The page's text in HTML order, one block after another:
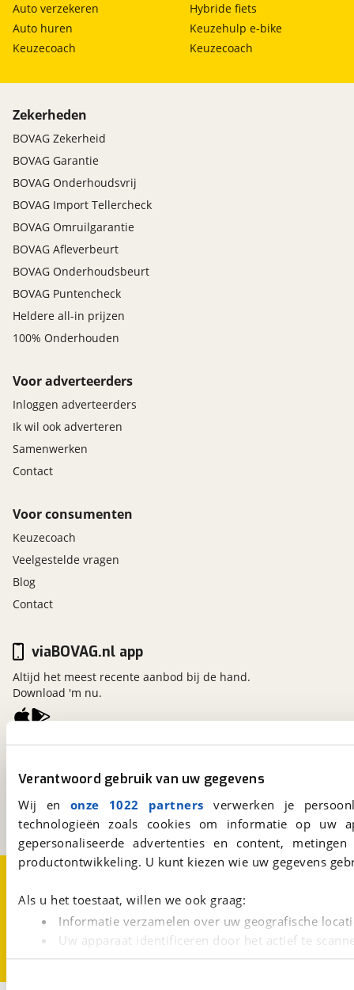
Verantwoord gebruik van uw gegevens
Wij en onze 1022 partners verwerken je
technologieën zoals cookies om informatie op
gepersonaliseerde advertenties en content,
productontwikkeling. U kunt kiezen wie uw gegevens
Als u het toestaat, willen we ook graag:
Informatie verzamelen over uw geografische
Uw apparaat identificeren door het actief te
Lees meer over hoe uw persoonlijke gegevens worden
Auto verzekeren
Auto huren
Keuzecoach
Hybride fiets
Keuzehulp e-bike
Keuzecoach
Zekerheden
BOVAG Zekerheid
BOVAG Garantie
BOVAG Onderhoudsvrij
BOVAG Import Tellercheck
BOVAG Omruilgarantie
BOVAG Afleverbeurt
BOVAG Onderhoudsbeurt
BOVAG Puntencheck
Heldere all-in prijzen
100% Onderhouden
Voor adverteerders
Inloggen adverteerders
Ik wil ook adverteren
Samenwerken
Contact
Voor consumenten
Keuzecoach
Veelgestelde vragen
Blog
Contact
Kosterijland15
Bunnik
Een initiatief van
BOVAG
viaBOVAG.nl app
Altijd het meest recente aanbod bij de hand.
Download 'm nu.
Over viaBOVAG.nl
Disclaimer- en Privacyverklaring